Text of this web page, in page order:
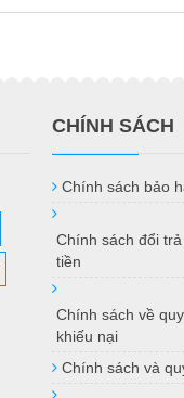
CHÍNH SÁCH
Chính sách bảo
Chính sách đổi
tiền
Chính sách về
khiếu nại
Chính sách và